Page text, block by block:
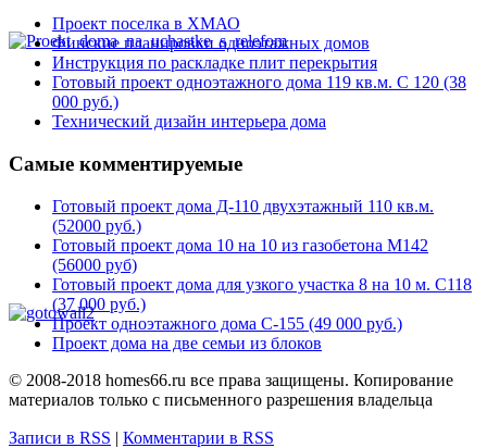
Проект поселка в ХМАО
Финские планировки одноэтажных домов
Инструкция по раскладке плит перекрытия
Готовый проект одноэтажного дома 119 кв.м. С 120 (38
000 руб.)
Технический дизайн интерьера дома
Самые комментируемые
Готовый проект дома Д-110 двухэтажный 110 кв.м.
(52000 руб.)
Готовый проект дома 10 на 10 из газобетона М142
(56000 руб)
Готовый проект дома для узкого участка 8 на 10 м. С118
(37 000 руб.)
Проект одноэтажного дома C-155 (49 000 руб.)
Проект дома на две семьи из блоков
© 2008-2018 homes66.ru все права защищены. Копирование
материалов только с письменного разрешения владельца
Записи в RSS | Комментарии в RSS